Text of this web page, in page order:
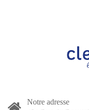
Notre adresse